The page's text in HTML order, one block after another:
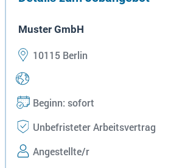
Muster GmbH
10115 Berlin
Beginn: sofort
Unbefristeter Arbeitsvertrag
Angestellte/r